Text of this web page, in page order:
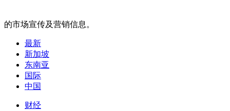
的市场宣传及营销信息。
最新
新加坡
东南亚
国际
中国
财经